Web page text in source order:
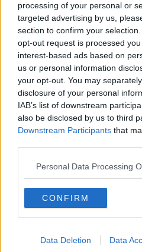
processing of your personal or
targeted advertising by us,
section to confirm your
opt-out request is processed
interest-based ads based on
us or personal information
your opt-out. You may
disclosure of your personal
IAB’s list of downstream
also be disclosed by us to third
Downstream Participants that
Personal Data Processing
CONFIRM
Data Deletion Data
punti luce esistenti, 138 nuovi punti
all’interno del perimetro comunale.
Nel dettaglio, per quanto concerne
Enel X rinnoverà tutti gli
fonte LED, nonché alcuni pali e
rete di pubblica illuminazione sarà
necessitano e verranno valorizzati,
architetturali, alcuni tratti delle
di restyling si completeranno entro
Complessivamente, si tratta di
Una volta conclusi gli interventi, si
installata di circa 250 kW a poco
oltre il 60% che si traduce in un
oltre all’utilità dal punto di vista